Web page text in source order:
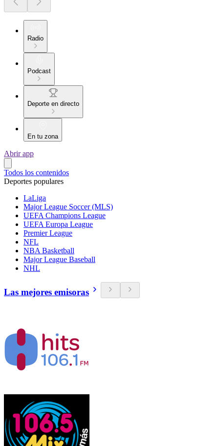
Radio
Podcast
Deporte en directo
En tu zona
Abrir app
Todos los contenidos
Deportes populares
LaLiga
Major League Soccer (MLS)
UEFA Champions League
UEFA Europa League
Premier League
NFL
NBA Basketball
Major League Baseball
NHL
Las mejores emisoras